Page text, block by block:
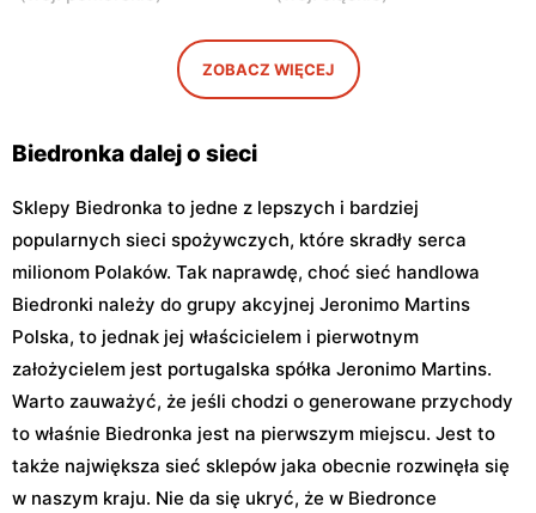
Warszawa, ul. Obozowa 16 Warszawa, ul. Targowa 24
11
Biedronka
ZOBACZ WIĘCEJ
Biedronka dalej o sieci
Sklepy Biedronka to jedne z lepszych i bardziej
popularnych sieci spożywczych, które skradły serca
milionom Polaków. Tak naprawdę, choć sieć handlowa
Biedronki należy do grupy akcyjnej Jeronimo Martins
Polska, to jednak jej właścicielem i pierwotnym
założycielem jest portugalska spółka Jeronimo Martins.
Warto zauważyć, że jeśli chodzi o generowane przychody
to właśnie Biedronka jest na pierwszym miejscu. Jest to
także największa sieć sklepów jaka obecnie rozwinęła się
w naszym kraju. Nie da się ukryć, że w Biedronce